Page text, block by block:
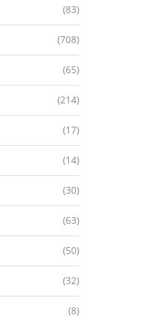
(83)
(708)
(65)
(214)
(17)
(14)
(30)
(63)
(50)
(32)
(8)